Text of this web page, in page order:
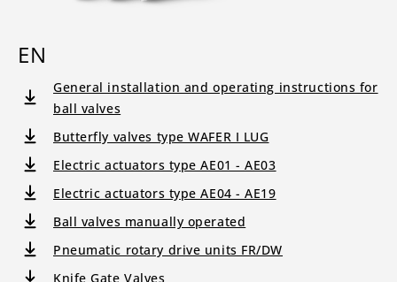
EN
General installation and operating instructions for
ball valves
Butterfly valves type WAFER I LUG
Electric actuators type AE01 - AE03
Electric actuators type AE04 - AE19
Ball valves manually operated
Pneumatic rotary drive units FR/DW
Knife Gate Valves